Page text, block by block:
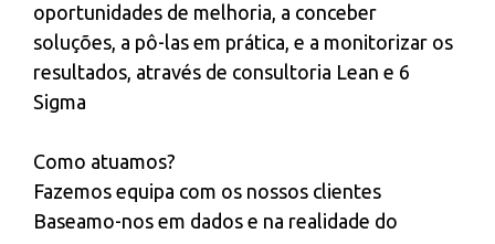
oportunidades de melhoria, a conceber
soluções, a pô-las em prática, e a monitorizar os
resultados, através de consultoria Lean e 6
Sigma
Como atuamos?
Fazemos equipa com os nossos clientes
Baseamo-nos em dados e na realidade do